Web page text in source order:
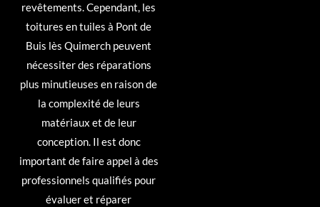
revêtements. Cependant, les
toitures en tuiles à Pont de
Buis lès Quimerch peuvent
nécessiter des réparations
plus minutieuses en raison de
la complexité de leurs
matériaux et de leur
conception. Il est donc
important de faire appel à des
professionnels qualifiés pour
évaluer et réparer